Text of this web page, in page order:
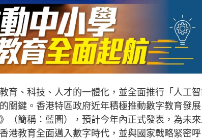
育、科技、人才的一體化，並全面推行「人工
關鍵。香港特區政府近年積極推動數字教育發
（簡稱：藍圖），預計今年內正式發表，為未
港教育全面邁入數字時代，並與國家戰略緊密呼